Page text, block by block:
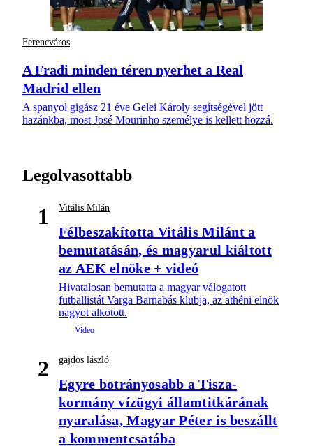
Ferencváros
A Fradi minden téren nyerhet a Real
Madrid ellen
A spanyol gigász 21 éve Gelei Károly segítségével jött
hazánkba, most José Mourinho személye is kellett hozzá.
Legolvasottabb
1 Vitális Milán
Félbeszakította Vitális Milánt a
bemutatásán, és magyarul kiáltott
az AEK elnöke + videó
Hivatalosan bemutatta a magyar válogatott
futballistát Varga Barnabás klubja, az athéni elnök
nagyot alkotott.
2 gajdos lászló
Egyre botrányosabb a Tisza-
kormány vízügyi államtitkárának
nyaralása, Magyar Péter is beszállt
a kommentcsatába